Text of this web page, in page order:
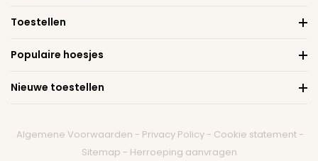
Toestellen
Populaire hoesjes
Nieuwe toestellen
Algemene Voorwaarden - Privacy Policy - Cookie statement -
Sitemap - Herroeping aanvragen